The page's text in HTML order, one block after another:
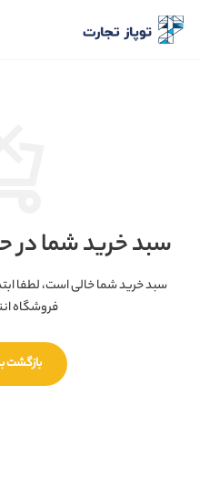
سبد خرید شما در
سبد خرید شما خالی است، لطفا
فروشگاه
بازگشت